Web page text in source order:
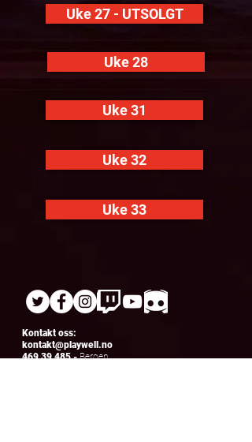
Uke 27 - UTSOLGT
Uke 28
Uke 31
Uke 32
Uke 33
Kontakt oss:
kontakt@playwell.no
469 39 485-Bergen